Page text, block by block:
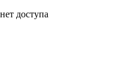
доступа